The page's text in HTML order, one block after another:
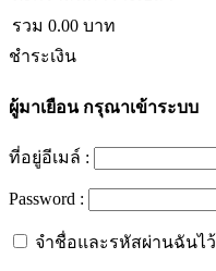
รวม 0.00 บาท
ชำระเงิน
ผู้มาเยือนกรุณาเข้าระบบ
ที่อยู่อีเมล์ :
Password :
จำชื่อและรหัสผ่านฉันไว้